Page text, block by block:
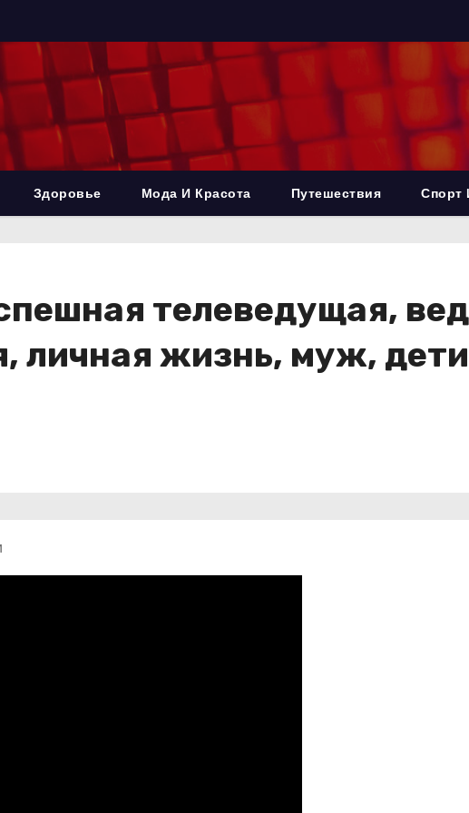
Здоровье Мода И Красота Путешествия Спорт
телеведущая,
личная жизнь, муж, дети